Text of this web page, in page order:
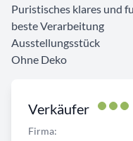
Verkäufer
Firma:
Puristisches klares und
beste Verarbeitung
Ausstellungsstück
Ohne Deko